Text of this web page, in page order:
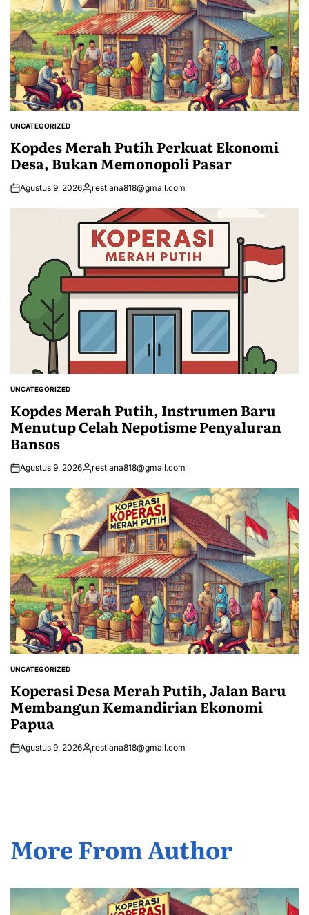
POSTED
UNCATEGORIZED
Kopdes Merah Putih Perkuat Ekonomi
Desa, Bukan Memonopoli Pasar
Agustus 9, 2026Posted
restiana818@gmail.com
POSTED
UNCATEGORIZED
Kopdes Merah Putih, Instrumen Baru
Menutup Celah Nepotisme Penyaluran
Bansos
Agustus 9, 2026Posted
restiana818@gmail.com
POSTED
UNCATEGORIZED
Koperasi Desa Merah Putih, Jalan Baru
Membangun Kemandirian Ekonomi
Papua
Agustus 9, 2026Posted
restiana818@gmail.com
More From Author